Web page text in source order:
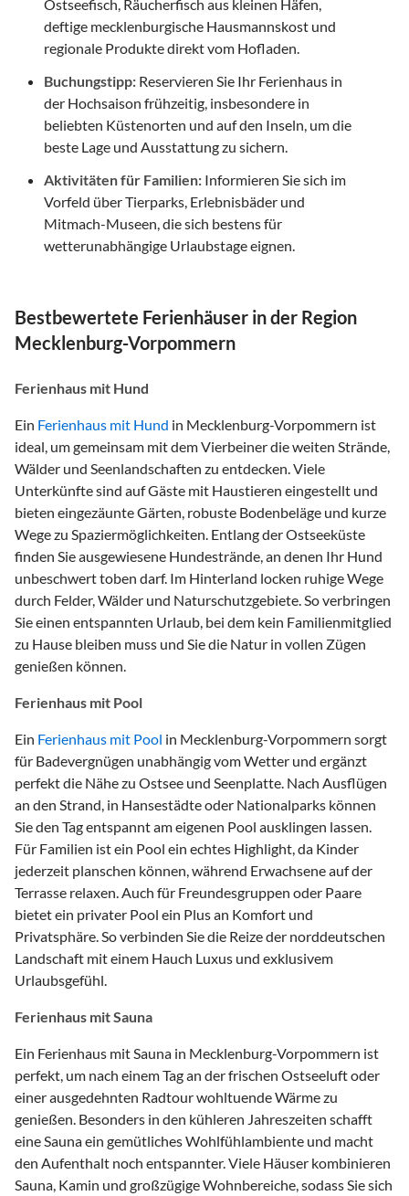
Ostseefisch, Räucherfisch aus kleinen Häfen,
deftige mecklenburgische Hausmannskost und
regionale Produkte direkt vom Hofladen.
Buchungstipp: Reservieren Sie Ihr Ferienhaus in
der Hochsaison frühzeitig, insbesondere in
beliebten Küstenorten und auf den Inseln, um die
beste Lage und Ausstattung zu sichern.
Aktivitäten für Familien: Informieren Sie sich im
Vorfeld über Tierparks, Erlebnisbäder und
Mitmach-Museen, die sich bestens für
wetterunabhängige Urlaubstage eignen.
Bestbewertete Ferienhäuser in der Region
Mecklenburg-Vorpommern
Ferienhaus mit Hund
Ein Ferienhaus mit Hund in Mecklenburg-Vorpommern ist
ideal, um gemeinsam mit dem Vierbeiner die weiten Strände,
Wälder und Seenlandschaften zu entdecken. Viele
Unterkünfte sind auf Gäste mit Haustieren eingestellt und
bieten eingezäunte Gärten, robuste Bodenbeläge und kurze
Wege zu Spaziermöglichkeiten. Entlang der Ostseeküste
finden Sie ausgewiesene Hundestrände, an denen Ihr Hund
unbeschwert toben darf. Im Hinterland locken ruhige Wege
durch Felder, Wälder und Naturschutzgebiete. So verbringen
Sie einen entspannten Urlaub, bei dem kein Familienmitglied
zu Hause bleiben muss und Sie die Natur in vollen Zügen
genießen können.
Ferienhaus mit Pool
Ein Ferienhaus mit Pool in Mecklenburg-Vorpommern sorgt
für Badevergnügen unabhängig vom Wetter und ergänzt
perfekt die Nähe zu Ostsee und Seenplatte. Nach Ausflügen
an den Strand, in Hansestädte oder Nationalparks können
Sie den Tag entspannt am eigenen Pool ausklingen lassen.
Für Familien ist ein Pool ein echtes Highlight, da Kinder
jederzeit planschen können, während Erwachsene auf der
Terrasse relaxen. Auch für Freundesgruppen oder Paare
bietet ein privater Pool ein Plus an Komfort und
Privatsphäre. So verbinden Sie die Reize der norddeutschen
Landschaft mit einem Hauch Luxus und exklusivem
Urlaubsgefühl.
Ferienhaus mit Sauna
Ein Ferienhaus mit Sauna in Mecklenburg-Vorpommern ist
perfekt, um nach einem Tag an der frischen Ostseeluft oder
einer ausgedehnten Radtour wohltuende Wärme zu
genießen. Besonders in den kühleren Jahreszeiten schafft
eine Sauna ein gemütliches Wohlfühlambiente und macht
den Aufenthalt noch entspannter. Viele Häuser kombinieren
Sauna, Kamin und großzügige Wohnbereiche, sodass Sie sich